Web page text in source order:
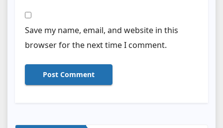
Save my name, email, and website in this
browser for the next time I comment.